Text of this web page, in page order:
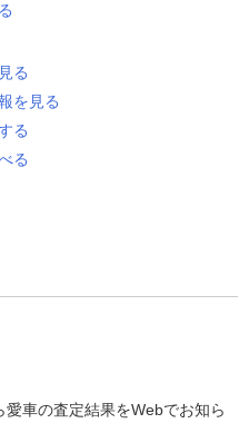
る
を見る
る
る
愛車の査定結果をWebでお知ら